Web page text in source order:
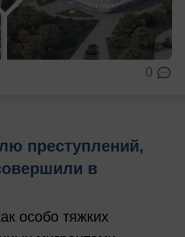
0
преступлений,
в
особо тяжких